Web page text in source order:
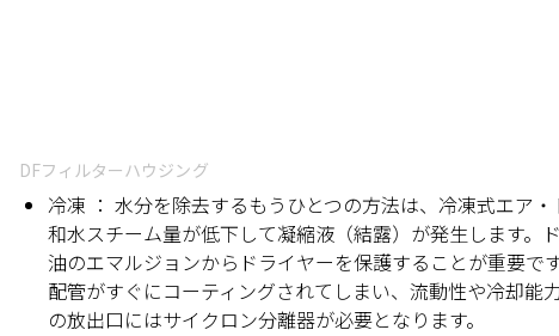
DFフィルターハウジング
冷凍 ： 水分を除去するもうひとつの方法は、冷凍式エア
和水スチーム量が低下して凝縮液（結露）が発生します
油のエマルジョンからドライヤーを保護することが重要
配管がすぐにコーティングされてしまい、流動性や冷却能
の放出口にはサイクロン分離器が必要となります。